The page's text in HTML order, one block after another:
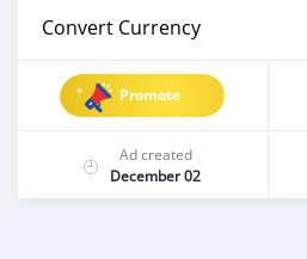
Convert Currency
Promote
Ad created
December 02